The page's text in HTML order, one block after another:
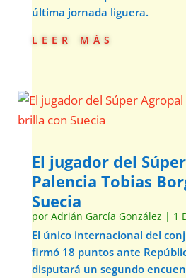
última jornada liguera.
leer más
El jugador del
Palencia Tobias
Suecia
por Adrián García González | 1
El único internacional del
firmó 18 puntos ante
disputará un segundo